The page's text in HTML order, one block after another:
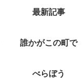
最新記事
誰かがこの町で
べらぼう